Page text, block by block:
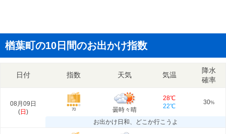
楢葉町の10日間のお出かけ指数
日付 指数 天気 気温
降水
確率
08月09日
(日 ) 70 曇時々晴
28℃
22℃
30%
お出かけ日和、どこか行こうよ